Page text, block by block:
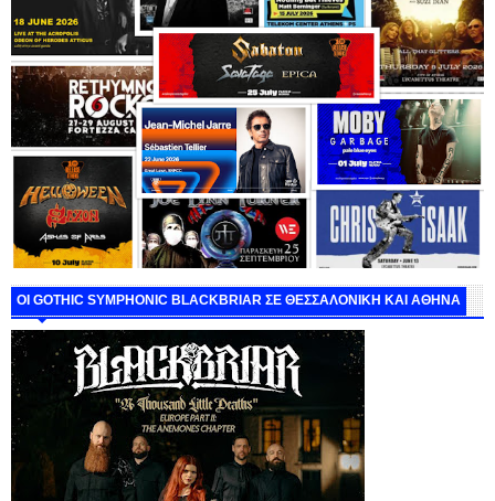
ΟΙ GOTHIC SYMPHONIC BLACKBRIAR ΣΕ ΘΕΣΣΑΛΟΝΙΚΗ ΚΑΙ ΑΘΗΝΑ